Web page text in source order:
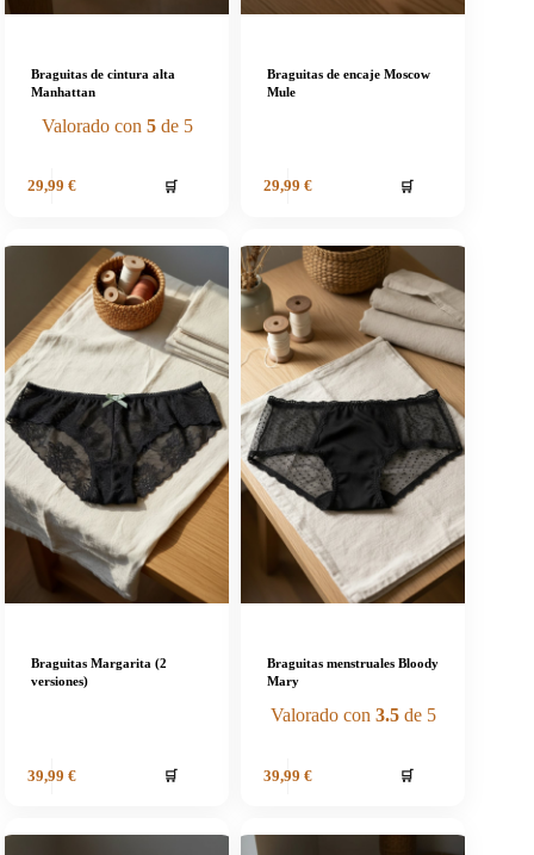
Braguitas de cintura alta
Manhattan
Valorado con 5de 5
29,99 € 🛒
Braguitas de encaje Moscow
Mule
29,99 € 🛒
Braguitas Margarita (2
versiones)
39,99 € 🛒
Braguitas menstruales Bloody
Mary
Valorado con 3.5de 5
39,99 € 🛒